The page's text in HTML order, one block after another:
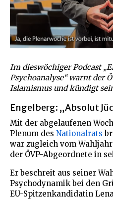
Im dieswöchiger Podcast
Psychoanalyse“ warnt der
Islamismus und kündigt
Engelberg: „Absolut
Mit der abgelaufenen
Plenum des Nationalrats
war zugleich vom
der ÖVP-Abgeordnete in
Er beschreit aus seiner
Psychodynamik bei den
EU-Spitzenkandidatin